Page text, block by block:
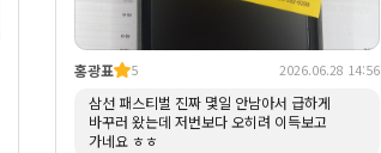
홍광표 5 2026.06.28 14:56
삼선 패스티벌 진짜 몇일 안남아서 급하게
바꾸러 왔는데 저번보다 오히려 이득보고
가네요 ㅎㅎ